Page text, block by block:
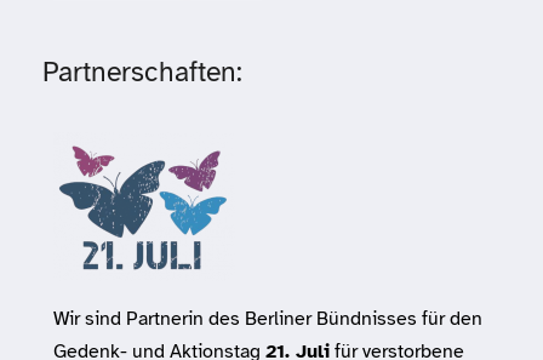
Partnerschaften:
Wir sind Partnerin des Berliner Bündnisses für den
Gedenk- und Aktionstag 21. Julifür verstorbene